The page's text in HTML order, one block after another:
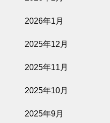
2026年1月
2025年12月
2025年11月
2025年10月
2025年9月